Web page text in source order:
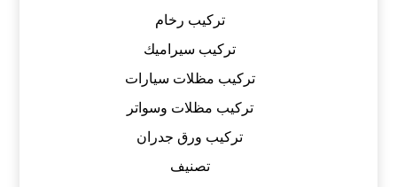
تركيب رخام
تركيب سيراميك
تركيب مظلات سيارات
تركيب مظلات وسواتر
تركيب ورق جدران
تصنيف